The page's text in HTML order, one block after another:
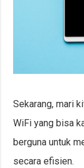
Sekarang, mari
WiFi yang bisa
berguna untuk
secara efisien.